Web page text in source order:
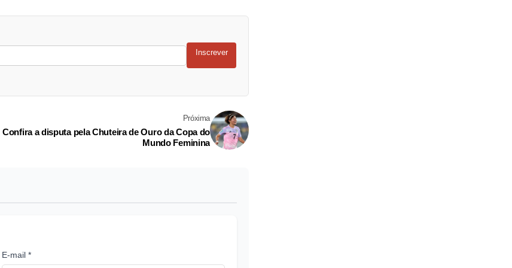
Inscrever
Próxima
Confira a disputa pela Chuteira de Ouro da Copa do
Mundo Feminina
E-mail *